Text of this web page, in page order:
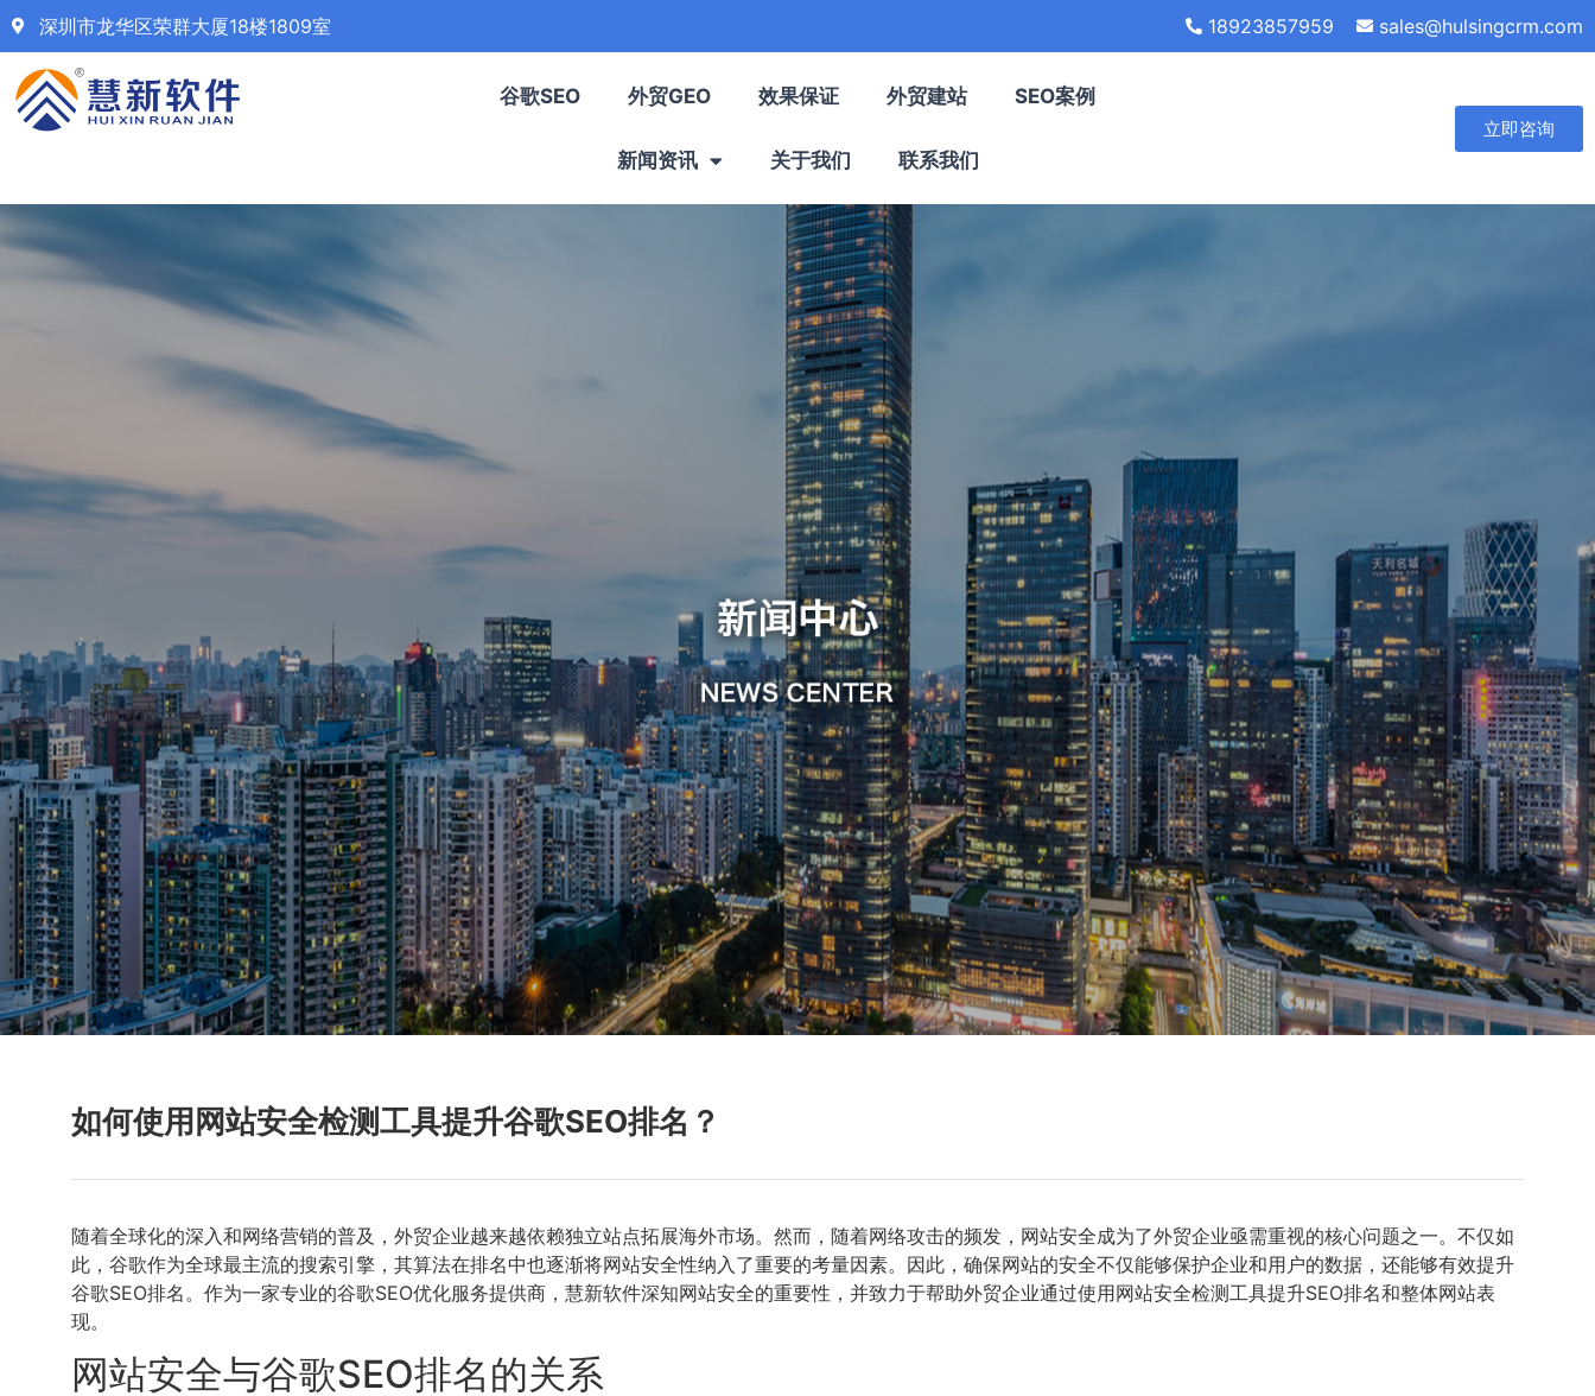
深圳市龙华区荣群大厦18楼1809室 18923857959 sales@hulsingcrm.com
谷歌SEO 外贸GEO 效果保证 外贸建站 SEO案例
新闻资讯 关于我们 联系我们
立即咨询
如何使用网站安全检测工具提升谷歌SEO排名？
随着全球化的深入和网络营销的普及，外贸企业越来越依赖独立站点拓展海外市场。然而，随着网络攻击的频发，网站安全成为了外贸企业亟需重视的核心问题之一。不仅如
此，谷歌作为全球最主流的搜索引擎，其算法在排名中也逐渐将网站安全性纳入了重要的考量因素。因此，确保网站的安全不仅能够保护企业和用户的数据，还能够有效提升
谷歌SEO排名。作为一家专业的谷歌SEO优化服务提供商，慧新软件深知网站安全的重要性，并致力于帮助外贸企业通过使用网站安全检测工具提升SEO排名和整体网站表
现。
网站安全与谷歌SEO排名的关系